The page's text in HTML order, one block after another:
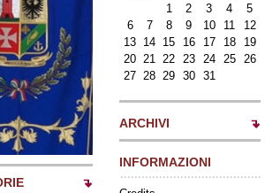
1
2 3 4
5
6
7 8 9 10 11
12
13 14 15 16 17 18
19
20 21 22 23 24 25
26
27 28 29 30 31
ARCHIVI
INFORMAZIONI